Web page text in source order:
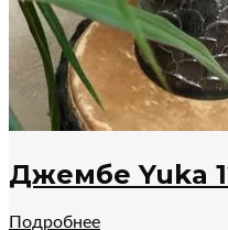
Джембе Yuka
Подробнее